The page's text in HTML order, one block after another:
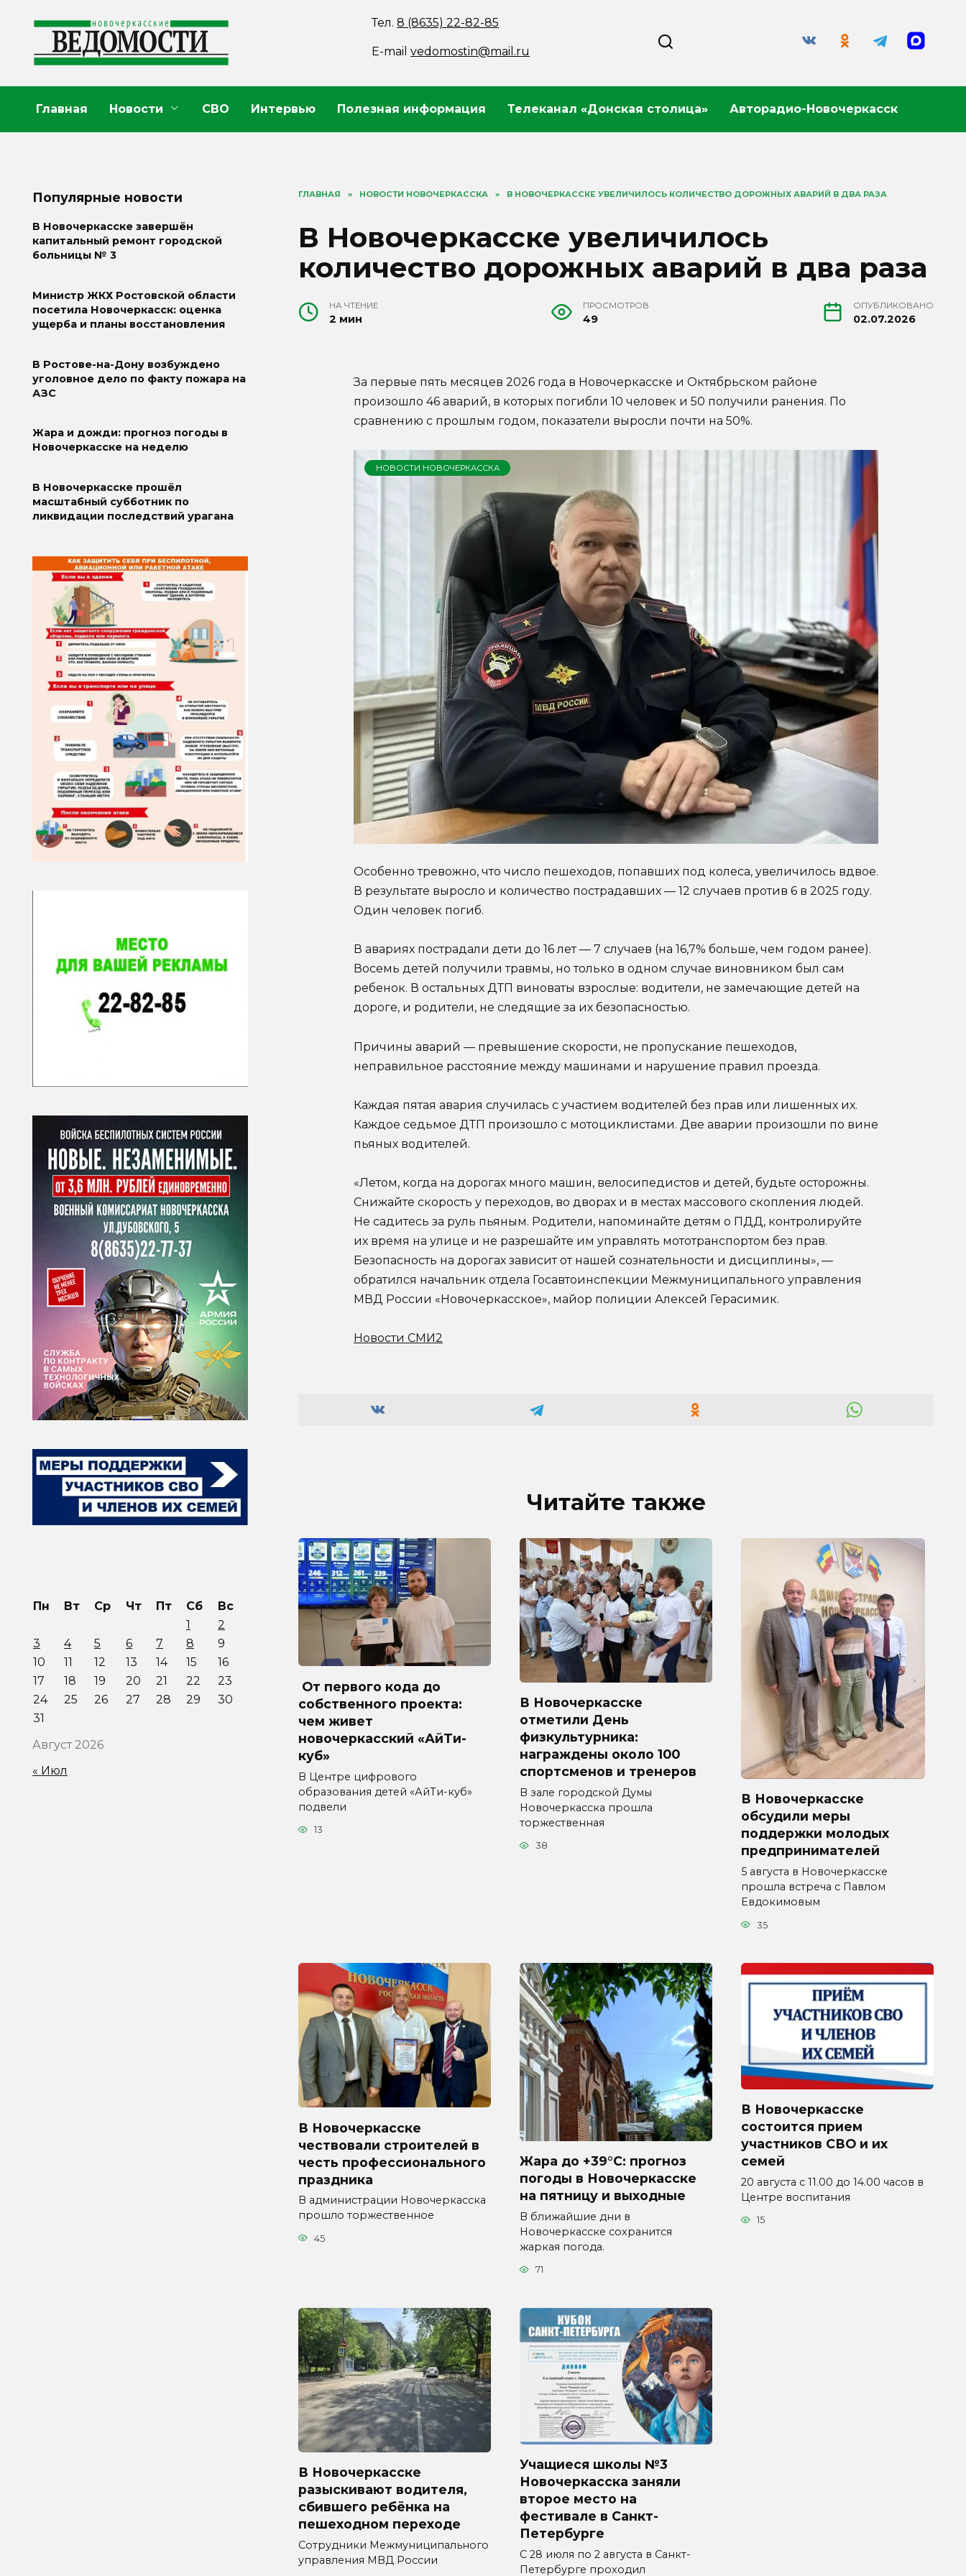
содержанию
Тел.8 (8635) 22-82-85
E-mailvedomostin@mail.ru
Главная Новости СВО Интервью Полезная информация Телеканал «Донская столица» Авторадио-Новочеркасск
ГЛАВНАЯ » НОВОСТИ НОВОЧЕРКАССКА » В НОВОЧЕРКАССКЕ УВЕЛИЧИЛОСЬ КОЛИЧЕСТВО ДОРОЖНЫХ АВАРИЙ В ДВА РАЗА
В Новочеркасске увеличилось
количество дорожных аварий в два раза
НА ЧТЕНИЕ
2 мин
ПРОСМОТРОВ
49
ОПУБЛИКОВАНО
02.07.2026
За первые пять месяцев 2026 года в Новочеркасске и Октябрьском районе
произошло 46 аварий, в которых погибли 10 человек и 50 получили ранения. По
сравнению с прошлым годом, показатели выросли почти на 50%.
НОВОСТИ НОВОЧЕРКАССКА
Особенно тревожно, что число пешеходов, попавших под колеса, увеличилось вдвое.
В результате выросло и количество пострадавших — 12 случаев против 6 в 2025 году.
Один человек погиб.
В авариях пострадали дети до 16 лет — 7 случаев (на 16,7% больше, чем годом ранее).
Восемь детей получили травмы, но только в одном случае виновником был сам
ребенок. В остальных ДТП виноваты взрослые: водители, не замечающие детей на
дороге, и родители, не следящие за их безопасностью.
Причины аварий — превышение скорости, не пропускание пешеходов,
неправильное расстояние между машинами и нарушение правил проезда.
Каждая пятая авария случилась с участием водителей без прав или лишенных их.
Каждое седьмое ДТП произошло с мотоциклистами. Две аварии произошли по вине
пьяных водителей.
«Летом, когда на дорогах много машин, велосипедистов и детей, будьте осторожны.
Снижайте скорость у переходов, во дворах и в местах массового скопления людей.
Не садитесь за руль пьяным. Родители, напоминайте детям о ПДД, контролируйте
их время на улице и не разрешайте им управлять мототранспортом без прав.
Безопасность на дорогах зависит от нашей сознательности и дисциплины», —
обратился начальник отдела Госавтоинспекции Межмуниципального управления
МВД России «Новочеркасское», майор полиции Алексей Герасимик.
Новости СМИ2
Читайте также
От первого кода до
собственного проекта:
чем живет
новочеркасский «АйТи-
куб»
В Центре цифрового
образования детей «АйТи-куб»
подвели
13
В Новочеркасске
отметили День
физкультурника:
награждены около 100
спортсменов и тренеров
В зале городской Думы
Новочеркасска прошла
торжественная
38
В Новочеркасске
обсудили меры
поддержки молодых
предпринимателей
5 августа в Новочеркасске
прошла встреча с Павлом
Евдокимовым
35
В Новочеркасске
чествовали строителей в
честь профессионального
праздника
В администрации Новочеркасска
прошло торжественное
45
Жара до +39°C: прогноз
погоды в Новочеркасске
на пятницу и выходные
В ближайшие дни в
Новочеркасске сохранится
жаркая погода.
71
В Новочеркасске
состоится прием
участников СВО и их
семей
20 августа с 11.00 до 14.00 часов в
Центре воспитания
15
В Новочеркасске
разыскивают водителя,
сбившего ребёнка на
пешеходном переходе
Сотрудники Межмуниципального
управления МВД России
Учащиеся школы №3
Новочеркасска заняли
второе место на
фестивале в Санкт-
Петербурге
С 28 июля по 2 августа в Санкт-
Петербурге проходил
Популярные новости
В Новочеркасске завершён
капитальный ремонт городской
больницы № 3
Министр ЖКХ Ростовской области
посетила Новочеркасск: оценка
ущерба и планы восстановления
В Ростове-на-Дону возбуждено
уголовное дело по факту пожара на
АЗС
Жара и дожди: прогноз погоды в
Новочеркасске на неделю
В Новочеркасске прошёл
масштабный субботник по
ликвидации последствий урагана
Август 2026
Пн Вт Ср Чт Пт Сб
Вс
1
2
3
4 5 6 7 8
9
10
11 12 13 14 15
16
17
18 19 20 21 22
23
24
25 26 27 28 29
30
31
« Июл